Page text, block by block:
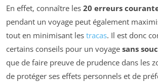
En effet, connaître les 20 erreurs
pendant un voyage peut également
tout en minimisant les tracas. Il est donc
certains conseils pour un voyage sans
que de faire preuve de prudence dans les
de protéger ses effets personnels et de